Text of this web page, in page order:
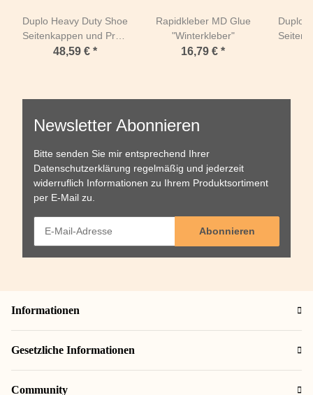
Duplo Heavy Duty Shoe
Seitenkappen und Profil
Paarpreis (Zwei
48,59 € *
Rapidkleber MD Glue
"Winterkleber"
16,79 € *
Duplo
Newsletter Abonnieren
Bitte senden Sie mir entsprechend Ihrer
Datenschutzerklärung regelmäßig und jederzeit
widerruflich Informationen zu Ihrem Produktsortiment
per E-Mail zu.
Abonnieren
Informationen
Gesetzliche Informationen
Community